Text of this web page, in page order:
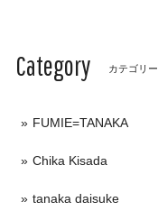
Category カテゴリー
FUMIE=TANAKA
Chika Kisada
tanaka daisuke